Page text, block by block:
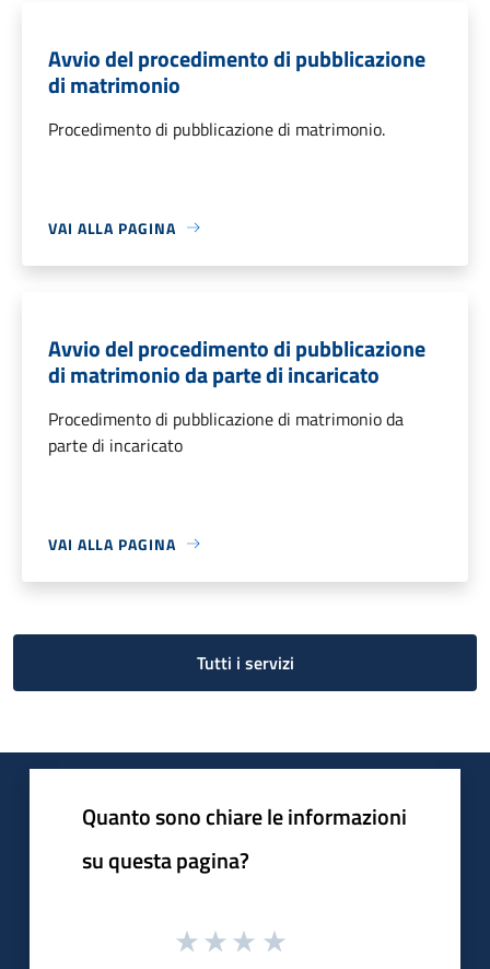
Avvio del procedimento di pubblicazione
di matrimonio
Procedimento di pubblicazione di matrimonio.
VAI ALLA PAGINA
Avvio del procedimento di pubblicazione
di matrimonio da parte di incaricato
Procedimento di pubblicazione di matrimonio da
parte di incaricato
VAI ALLA PAGINA
Tutti i servizi
Quanto sono chiare le informazioni
su questa pagina?